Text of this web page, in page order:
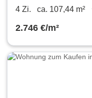
Laurensberg
4 Zi. ca. 107,44 m²
2.746 €/m²